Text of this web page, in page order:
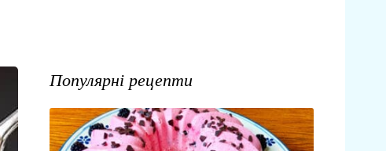
Популярні рецепти